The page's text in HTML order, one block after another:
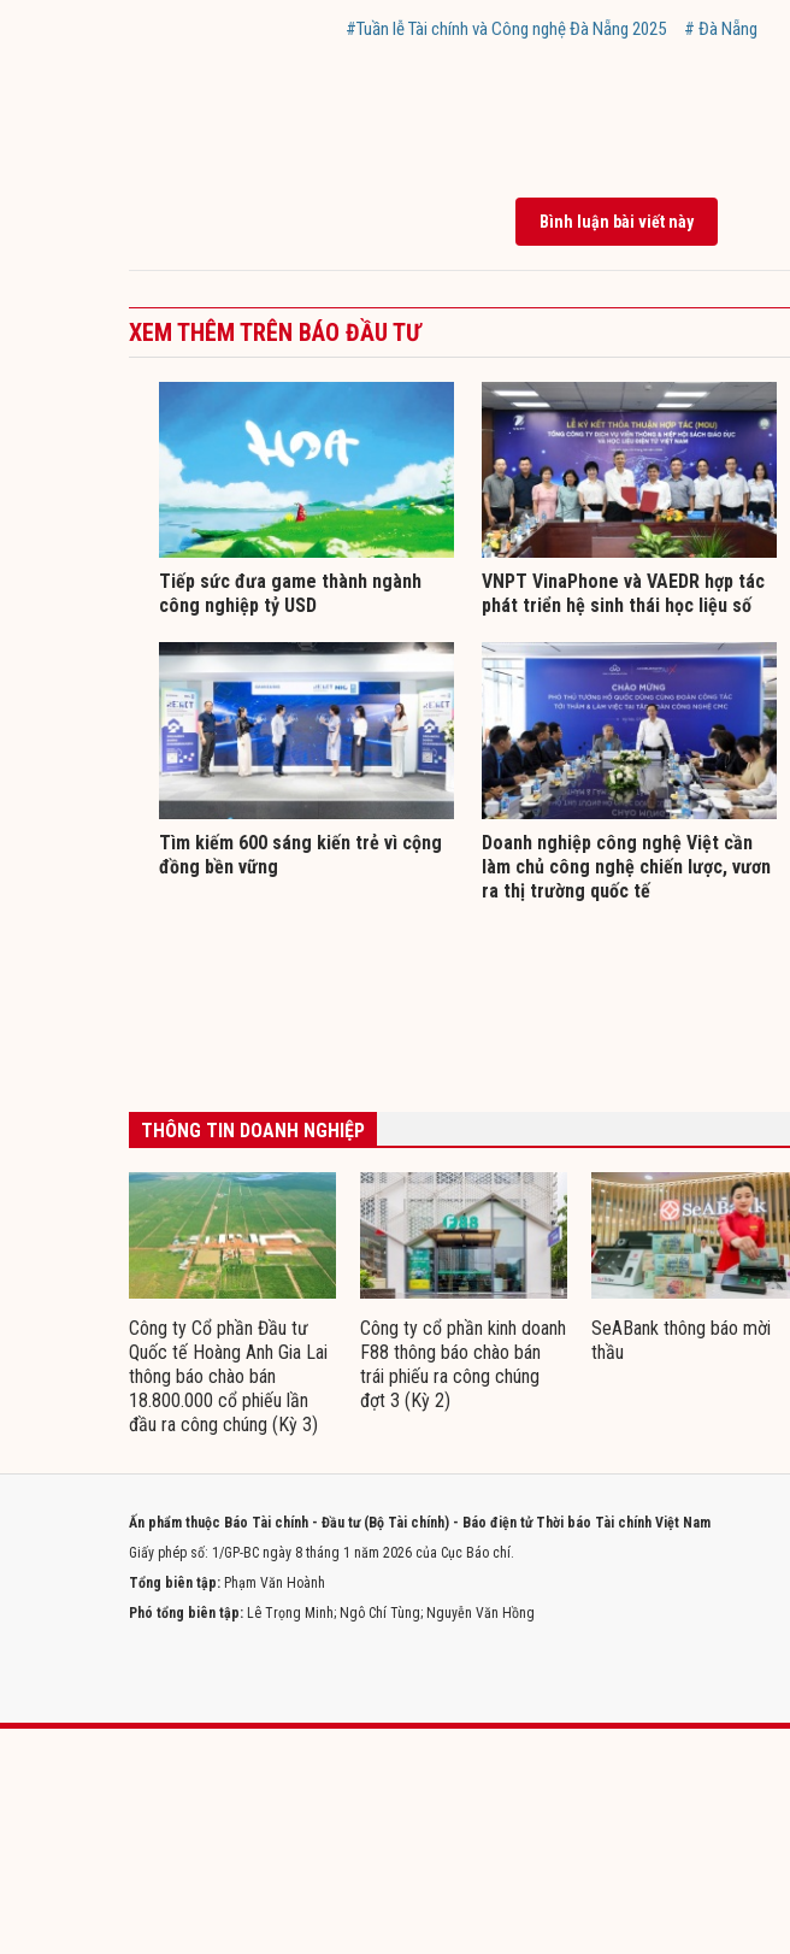
#Tuần lễ Tài chính và Công nghệ Đà Nẵng 2025 # Đà Nẵng
Bình luận bài viết này
XEM THÊM TRÊN BÁO ĐẦU TƯ
Tiếp sức đưa game thành ngành
công nghiệp tỷ USD
VNPT VinaPhone và VAEDR hợp tác
phát triển hệ sinh thái học liệu số
Tìm kiếm 600 sáng kiến trẻ vì cộng
đồng bền vững
Doanh nghiệp công nghệ Việt cần
làm chủ công nghệ chiến lược, vươn
ra thị trường quốc tế
THÔNG TIN DOANH NGHIỆP
Công ty Cổ phần Đầu tư
Quốc tế Hoàng Anh Gia Lai
thông báo chào bán
18.800.000 cổ phiếu lần
đầu ra công chúng (Kỳ 3)
Công ty cổ phần kinh doanh
F88 thông báo chào bán
trái phiếu ra công chúng
đợt 3 (Kỳ 2)
SeABank thông báo mời
thầu
Ấn phẩm thuộc Báo Tài chính - Đầu tư (Bộ Tài chính) - Báo điện tử Thời báo Tài chính Việt Nam
Giấy phép số: 1/GP-BC ngày 8 tháng 1 năm 2026 của Cục Báo chí.
Tổng biên tập: Phạm Văn Hoành
Phó tổng biên tập: Lê Trọng Minh; Ngô Chí Tùng; Nguyễn Văn Hồng